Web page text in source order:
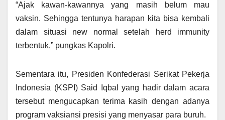
“Ajak kawan-kawannya yang masih belum mau
vaksin. Sehingga tentunya harapan kita bisa kembali
dalam situasi new normal setelah herd immunity
terbentuk,” pungkas Kapolri.
Sementara itu, Presiden Konfederasi Serikat Pekerja
Indonesia (KSPI) Said Iqbal yang hadir dalam acara
tersebut mengucapkan terima kasih dengan adanya
program vaksiansi presisi yang menyasar para buruh.